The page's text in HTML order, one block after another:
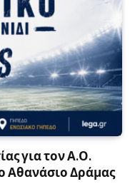
για τον Α.Ο.
Αθανάσιο Δράμας